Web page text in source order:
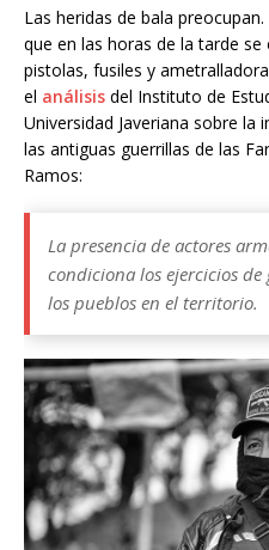
Las heridas de bala
que en las horas de la tarde
pistolas, fusiles y
el análisis del Instituto de
Universidad Javeriana sobre la
las antiguas guerrillas de las
Ramos:
La presencia de actores
condiciona los ejercicios
los pueblos en el territorio.